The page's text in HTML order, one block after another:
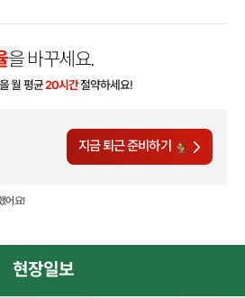
을 바꾸세요.
월 평균20시간절약하세요!
지금 퇴근 준비하기
어요!
현장일보